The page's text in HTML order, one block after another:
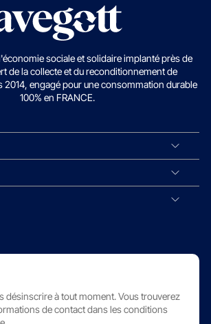
sociale et solidaire implanté près de
de la collecte et du reconditionnement de
2014, engagé pour une consommation durable
100% en FRANCE.
désinscrire à tout moment. Vous trouverez
de contact dans les conditions